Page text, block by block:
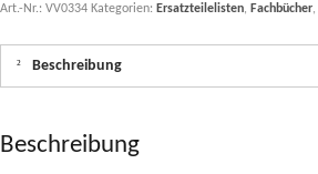
Art.-Nr.: VV0334 Kategorien: Ersatzteilelisten, Fachbücher,
Beschreibung
Beschreibung